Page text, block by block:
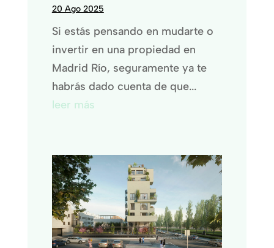
20 Ago 2025
Si estás pensando en mudarte o
invertir en una propiedad en
Madrid Río, seguramente ya te
habrás dado cuenta de que...
leer más